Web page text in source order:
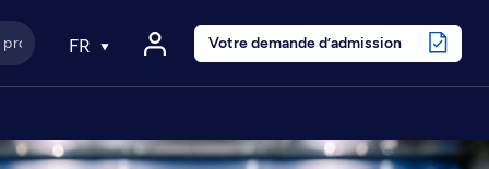
FR Votre demande d’admission